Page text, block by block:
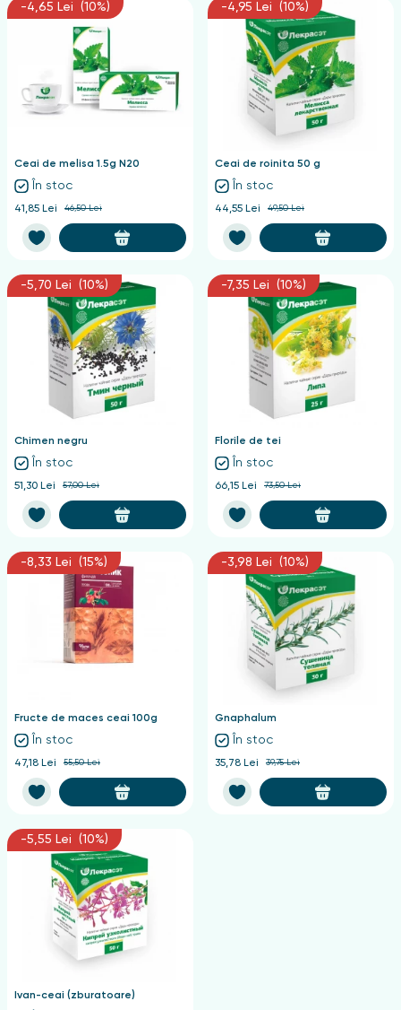
-4,65 Lei (10%)
Ceai de melisa 1.5g N20
În stoc
41,85 Lei 46,50 Lei
-4,95 Lei (10%)
Ceai de roinita 50 g
În stoc
44,55 Lei 49,50 Lei
-5,70 Lei (10%)
Chimen negru
În stoc
51,30 Lei 57,00 Lei
-7,35 Lei (10%)
Florile de tei
În stoc
66,15 Lei 73,50 Lei
-8,33 Lei (15%)
Fructe de maces ceai 100g
În stoc
47,18 Lei 55,50 Lei
-3,98 Lei (10%)
Gnaphalum
În stoc
35,78 Lei 39,75 Lei
-5,55 Lei (10%)
Ivan-ceai (zburatoare)